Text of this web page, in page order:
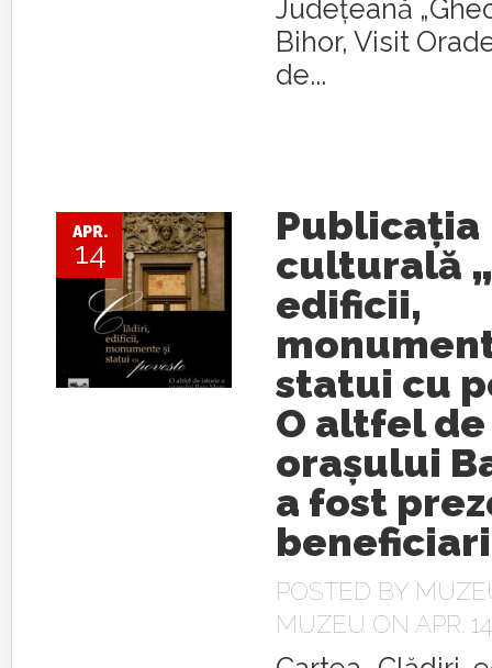
Județeană
Bihor, Visit
de...
APR.
14
Publicația
culturală
edificii,
statui cu
O altfel
orașului
a fost
POSTED BY
MUZEU ON APR.